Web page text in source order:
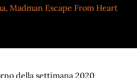
,Madman Escape From Heart
della settimana 2020